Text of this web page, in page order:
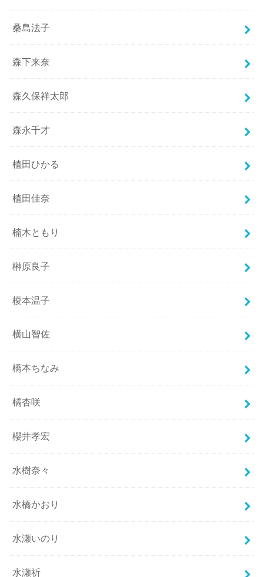
桑島法子
森下来奈
森久保祥太郎
森永千才
植田ひかる
植田佳奈
楠木ともり
榊原良子
榎本温子
横山智佐
橋本ちなみ
橘杏咲
櫻井孝宏
水樹奈々
水橋かおり
水瀬いのり
水瀬祈